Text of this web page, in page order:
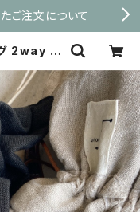
ご注文について
グ 2way |